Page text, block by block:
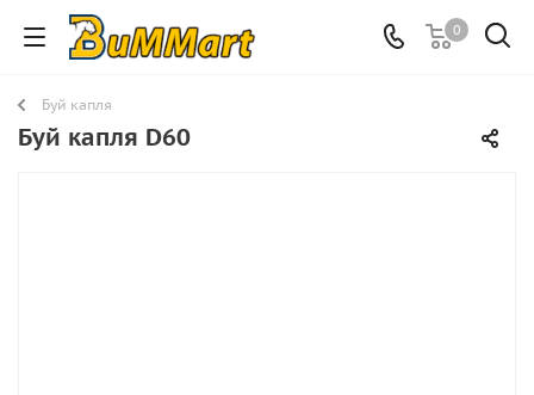
0
Буй капля
Буй капля D60